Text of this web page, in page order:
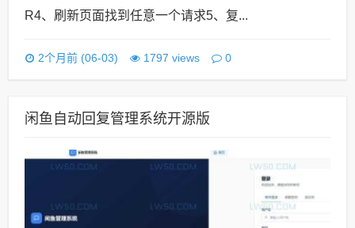
R4、刷新页面找到任意一个请求5、复...
2个月前 (06-03) 1797 views 0
闲鱼自动回复管理系统开源版